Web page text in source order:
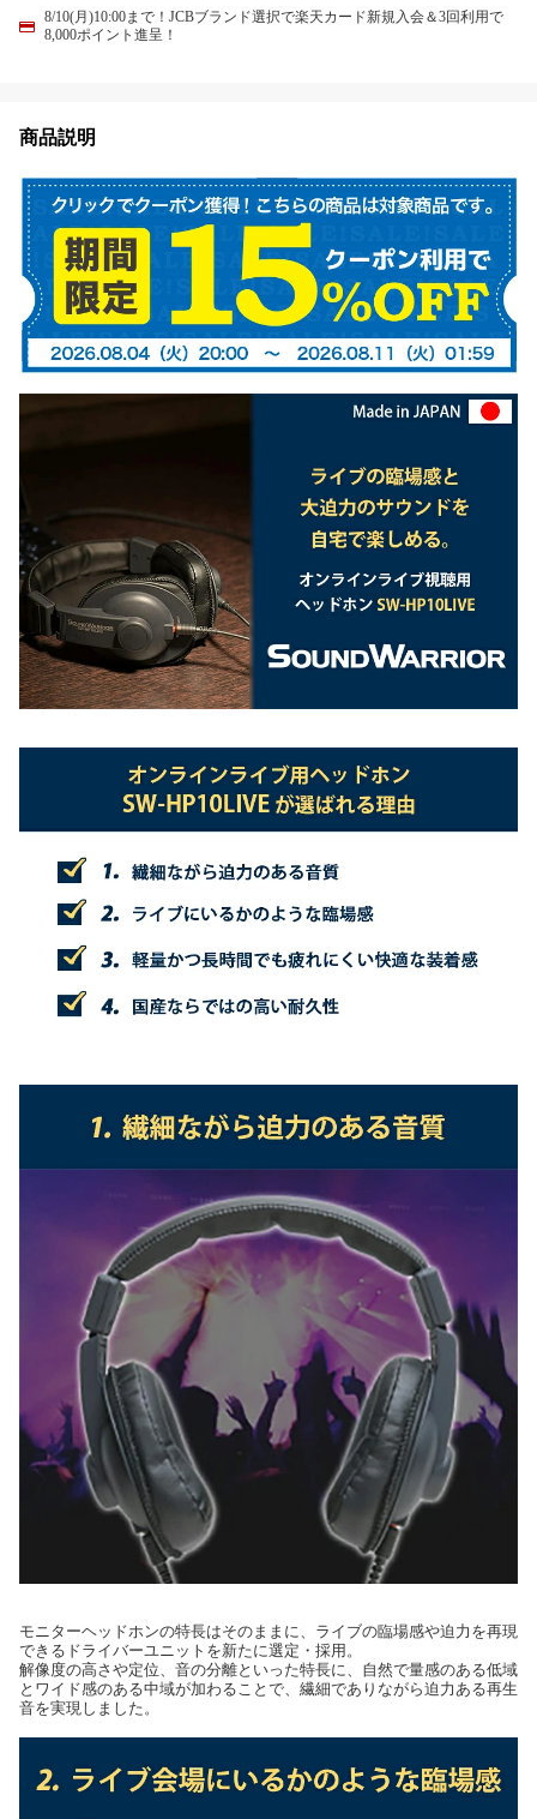
8/10(月)10:00まで！JCBブランド選択で楽天カード新規入会＆3回利用で
8,000ポイント進呈！
商品説明
モニターヘッドホンの特長はそのままに、ライブの臨場感や迫力を再現
できるドライバーユニットを新たに選定・採用。
解像度の高さや定位、音の分離といった特長に、自然で量感のある低域
とワイド感のある中域が加わることで、繊細でありながら迫力ある再生
音を実現しました。